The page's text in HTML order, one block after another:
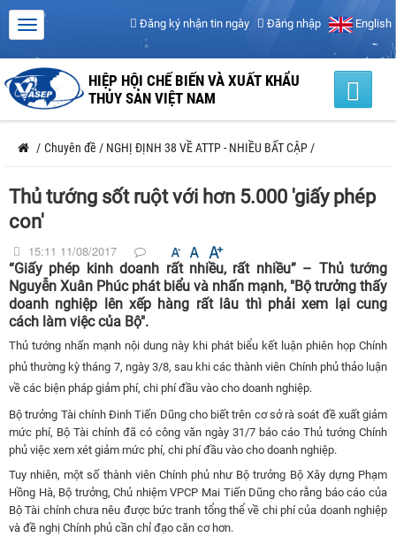
Đăng ký nhận tin ngày Đăng nhập English
HIỆP HỘI CHẾ BIẾN VÀ XUẤT KHẨU
THỦY SẢN VIỆT NAM
/ Chuyên đề / NGHỊ ĐỊNH 38 VỀ ATTP - NHIỀU BẤT CẬP /
Thủ tướng sốt ruột với hơn 5.000 'giấy phép
con'
15:11 11/08/2017
“Giấy phép kinh doanh rất nhiều, rất nhiều” – Thủ tướng
Nguyễn Xuân Phúc phát biểu và nhấn mạnh, "Bộ trưởng thấy
doanh nghiệp lên xếp hàng rất lâu thì phải xem lại cung
cách làm việc của Bộ".
Thủ tướng nhấn mạnh nội dung này khi phát biểu kết luận phiên họp Chính
phủ thường kỳ tháng 7, ngày 3/8, sau khi các thành viên Chính phủ thảo luận
về các biện pháp giảm phí, chi phí đầu vào cho doanh nghiệp.
Bộ trưởng Tài chính Đinh Tiến Dũng cho biết trên cơ sở rà soát đề xuất giảm
mức phí, Bộ Tài chính đã có công văn ngày 31/7 báo cáo Thủ tướng Chính
phủ việc xem xét giảm mức phí, chi phí đầu vào cho doanh nghiệp.
Tuy nhiên, một số thành viên Chính phủ như Bộ trưởng Bộ Xây dựng Phạm
Hồng Hà, Bộ trưởng, Chủ nhiệm VPCP Mai Tiến Dũng cho rằng báo cáo của
Bộ Tài chính chưa nêu được bức tranh tổng thể về chi phí của doanh nghiệp
và đề nghị Chính phủ cần chỉ đạo căn cơ hơn.